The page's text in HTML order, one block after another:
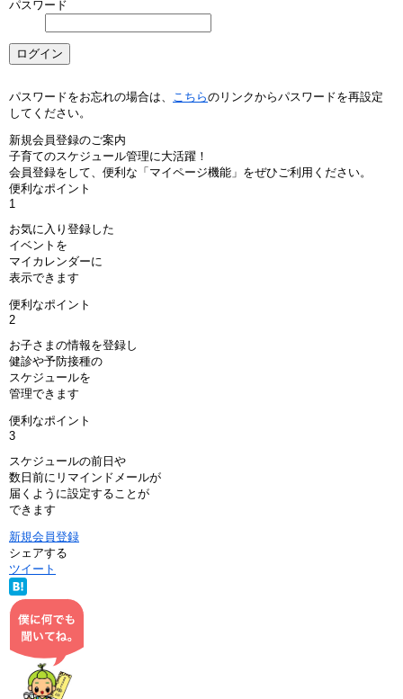
パスワード
パスワードをお忘れの場合は、 こちらのリンクからパスワードを再設定
してください。
新規会員登録のご案内
子育てのスケジュール管理に大活躍！
会員登録をして、便利な「マイページ機能」をぜひご利用ください。
便利なポイント
1
お気に入り登録した
イベントを
マイカレンダーに
表示できます
便利なポイント
2
お子さまの情報を登録し
健診や予防接種の
スケジュールを
管理できます
便利なポイント
3
スケジュールの前日や
数日前にリマインドメールが
届くように設定することが
できます
新規会員登録
シェアする
ツイート